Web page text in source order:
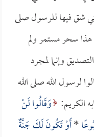
شق فيها للرسول صلى
هذا سحر مستمر ولم
وإنما لمجرد
لرسول الله صلى الله
الكريم: وَقَالُوا لَنْ
*أَوْ تَكُونَ لَكَ جَنَّةٌ